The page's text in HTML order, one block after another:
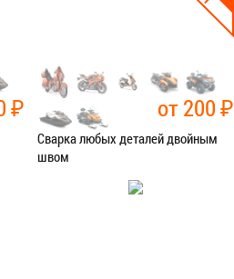
ЗАПИСАТЬСЯ В СЕРВИС
₽ от 200₽
Сварка любых деталей двойным
швом
Сварочные работы